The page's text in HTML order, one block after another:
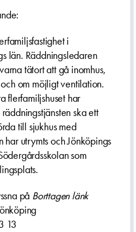
i
län. Räddningsledaren
tätort att gå inomhus,
om möjligt ventilation.
flerfamiljshuset har
ska ett
till sjukhus med
har utrymts och Jönköpings
som
på Borttagen länk
13